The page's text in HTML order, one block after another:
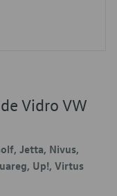
Vidro VW
Jetta, Nivus,
Up!, Virtus